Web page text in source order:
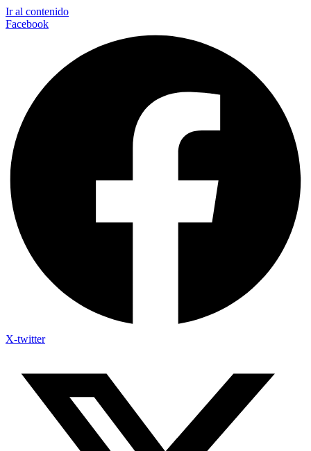
Ir al contenido
Facebook
X-twitter